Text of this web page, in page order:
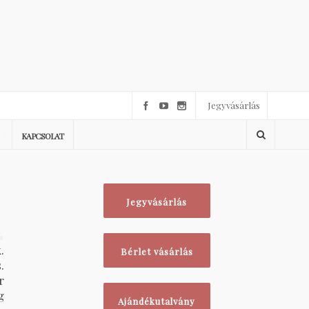
Jegyvásárlás
KAPCSOLAT
Jegyvásárlás
Bérlet vásárlás
Ajándékutalvány